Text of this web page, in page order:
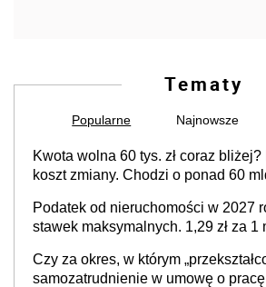
Tematy
Popularne Najnowsze
Kwota wolna 60 tys. zł coraz bliżej?
koszt zmiany. Chodzi o ponad 60
Podatek od nieruchomości w 2027
stawek maksymalnych. 1,29 zł za 1
prowadzeniem działalności
Czy za okres, w którym
samozatrudnienie w umowę o